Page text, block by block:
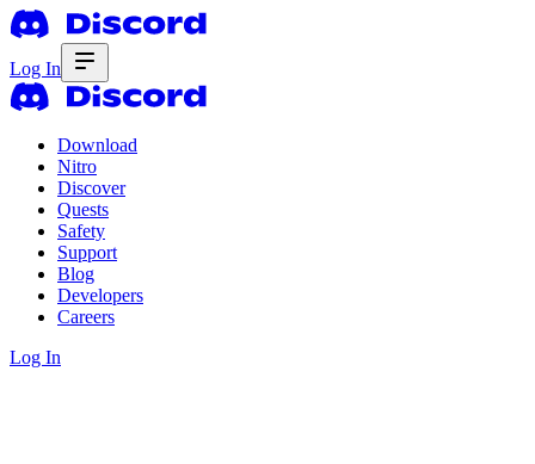
Log In
Download
Nitro
Discover
Quests
Safety
Support
Blog
Developers
Careers
Log In